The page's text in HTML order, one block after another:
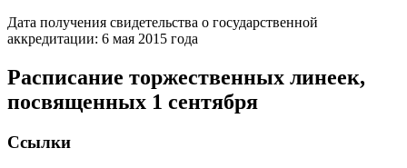
Дата получения свидетельства о государственной
аккредитации: 6 мая 2015 года
Расписание торжественных линеек,
посвященных 1 сентября
Ссылки